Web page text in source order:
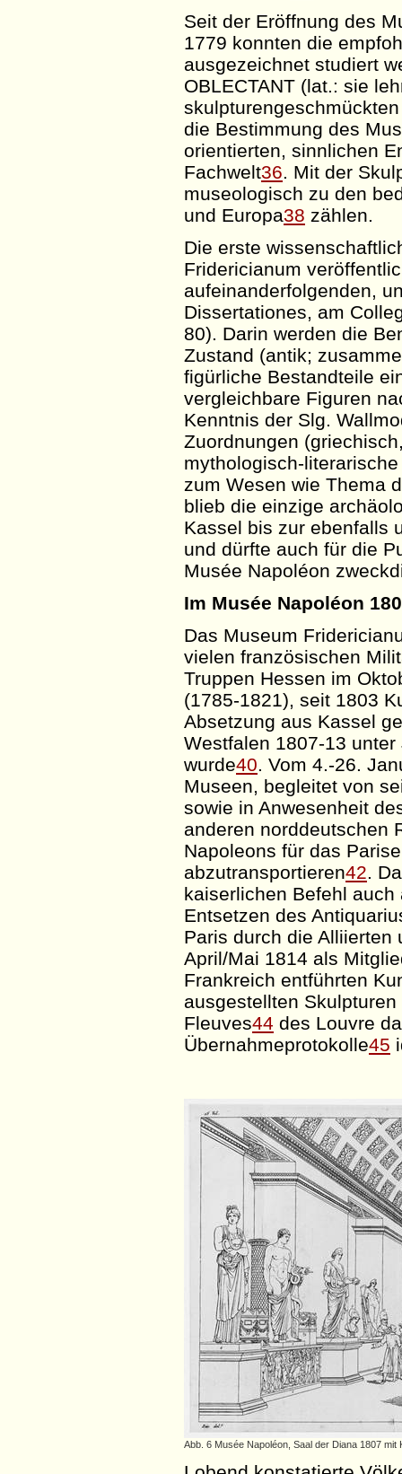
Seit der Eröffnung des
1779 konnten die
ausgezeichnet studiert
OBLECTANT (lat.: sie
die Bestimmung des
orientierten, sinnlichen
Fachwelt36. Mit der
museologisch zu den
und Europa38 zählen.
Die erste
Fridericianum
aufeinanderfolgenden,
Dissertationes, am
80). Darin werden die
Zustand (antik;
figürliche Bestandteile
vergleichbare Figuren
Kenntnis der Slg.
Zuordnungen
mythologisch-
zum Wesen wie Thema
blieb die einzige
Kassel bis zur ebenfalls
und dürfte auch für die
Musée Napoléon
Im Musée Napoléon
Das Museum
vielen französischen
Truppen Hessen im
(1785-1821), seit 1803
Absetzung aus Kassel
Westfalen 1807-13
wurde40. Vom 4.-26.
Museen, begleitet von
sowie in Anwesenheit
anderen norddeutschen
Napoleons für das
abzutransportieren42.
kaiserlichen Befehl
Entsetzen des
Paris durch die Alliierten
April/Mai 1814 als
Frankreich entführten
ausgestellten
Fleuves44 des Louvre
Übernahmeprotokolle45
Abb. 6 Musée Napoléon, Saal der Diana 1807